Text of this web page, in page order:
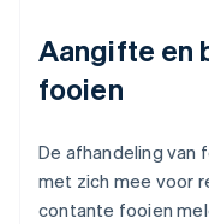
Aangifte en
fooien
De afhandeling van
met zich mee voor
contante fooien